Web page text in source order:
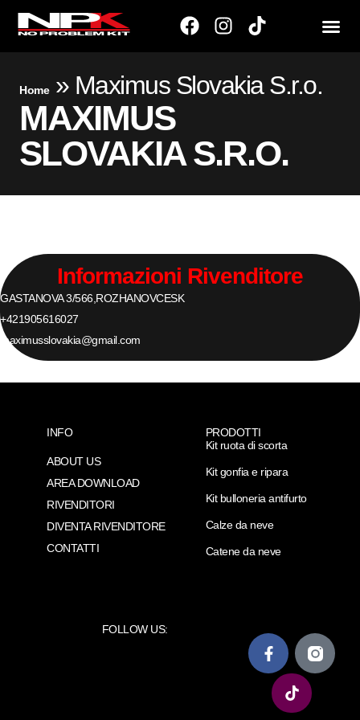
Home» Maximus Slovakia S.r.o.
MAXIMUS
SLOVAKIA S.R.O.
Informazioni Rivenditore
GASTANOVA 3/566, ROZHANOVCESK
+421905616027
maximusslovakia@gmail.com
INFO
ABOUT US
AREA DOWNLOAD
RIVENDITORI
DIVENTA RIVENDITORE
CONTATTI
PRODOTTI
Kit ruota di scorta
Kit gonfia e ripara
Kit bulloneria antifurto
Calze da neve
Catene da neve
FOLLOW US: